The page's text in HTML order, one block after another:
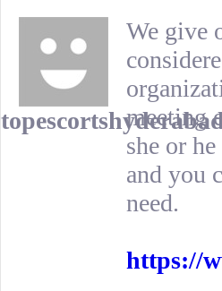
We give
meeting
she or
and you
need.
https://